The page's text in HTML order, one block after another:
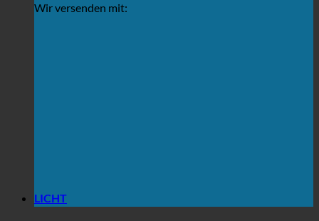
Wir versenden mit:
LICHT